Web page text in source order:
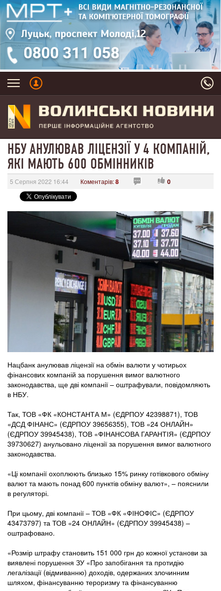
НБУ АНУЛЮВАВ ЛІЦЕНЗІЇ У 4 КОМПАНІЙ,
ЯКІ МАЮТЬ 600 ОБМІННИКІВ
5 Серпня 2022 16:44 Коментарів:8 0
Нацбанк анулював ліцензії на обмін валюти у чотирьох
фінансових компаній за порушення вимог валютного
законодавства, ще дві компанії – оштрафували, повідомляють
в НБУ.
Так, ТОВ «ФК «КОНСТАНТА М» (ЄДРПОУ 42398871), ТОВ
«ДСД ФІНАНС» (ЄДРПОУ 39656355), ТОВ «24 ОНЛАЙН»
(ЄДРПОУ 39945438), ТОВ «ФІНАНСОВА ГАРАНТІЯ» (ЄДРПОУ
39730627) анульовано ліцензії за порушення вимог валютного
законодавства.
«Ці компанії охоплюють близько 15% ринку готівкового обміну
валют та мають понад 600 пунктів обміну валют», – пояснили
в регуляторі.
При цьому, дві компанії – ТОВ «ФК «ФІНОФІС» (ЄДРПОУ
43473797) та ТОВ «24 ОНЛАЙН» (ЄДРПОУ 39945438) –
оштрафовано.
«Розмір штрафу становить 151 000 грн до кожної установи за
виявлені порушення ЗУ «Про запобігання та протидію
легалізації (відмиванню) доходів, одержаних злочинним
шляхом, фінансуванню тероризму та фінансуванню